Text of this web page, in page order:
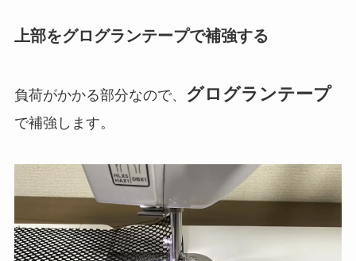
上部をグログランテープで補強する
負荷がかかる部分なので、 グログランテープ
で補強します。